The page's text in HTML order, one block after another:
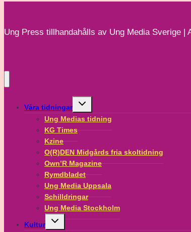
Fryshuset
bland
unga.
Ung Press tillhandahålls av Ung Media Sverige
Våra tidningar
Toggle
child
menu
Ung Medias tidning
KG Times
Kzine
O(R)DEN Midgårds fria skoltidning
Own’R Magazine
Rymdbladet
Ung Media Uppsala
Schilldringar
Ung Media Stockholm
Kultur
Toggle
child